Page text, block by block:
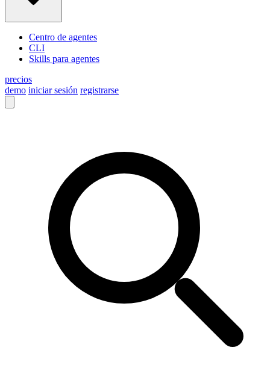
Centro de agentes
CLI
Skills para agentes
precios
demo iniciar sesión registrarse